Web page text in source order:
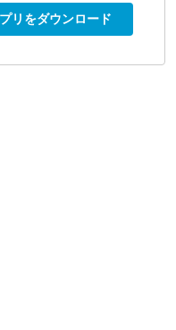
リをダウンロード